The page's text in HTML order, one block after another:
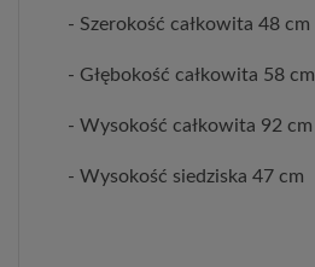
- Szerokość całkowita 48 cm
- Głębokość całkowita 58 cm
- Wysokość całkowita 92 cm
- Wysokość siedziska 47 cm